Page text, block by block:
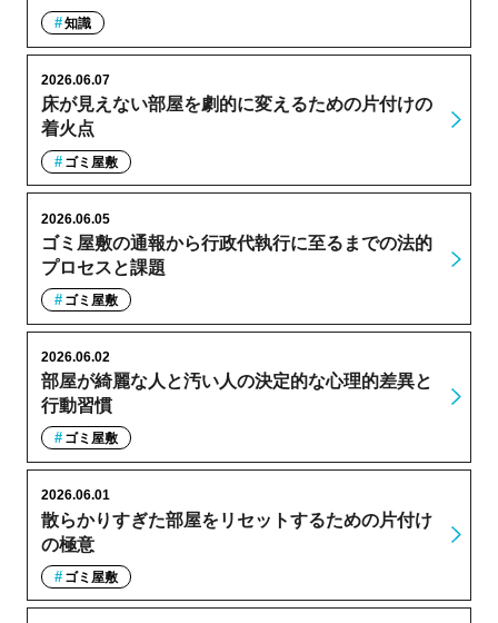
知識
床が見えない部屋を劇的に変えるための片付けの
着火点
2026.06.07
ゴミ屋敷
ゴミ屋敷の通報から行政代執行に至るまでの法的
プロセスと課題
2026.06.05
ゴミ屋敷
部屋が綺麗な人と汚い人の決定的な心理的差異と
行動習慣
2026.06.02
ゴミ屋敷
散らかりすぎた部屋をリセットするための片付け
の極意
2026.06.01
ゴミ屋敷